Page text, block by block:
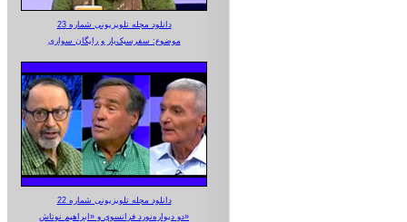
دانلود مجله تلویزیونی شماره 23
موضوع: سفرسبک‌بار و رایگان سواری
دانلود مجله تلویزیونی شماره 22
دو دیواره‌نورد فرانسوی و «ابراهیم نوتاش»